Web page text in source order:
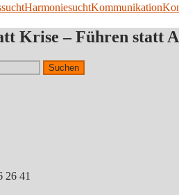
HarmoniesuchtKommunikation
Krise – Führen statt
26 41